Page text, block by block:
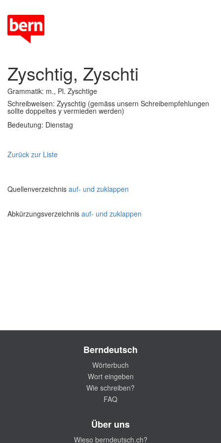
Zyschtig, Zyschti
Grammatik: m., Pl. Zyschtige
Schreibweisen: Zyyschtig (gemäss unsern Schreibempfehlungen
sollte doppeltes y vermieden werden)
Bedeutung: Dienstag
Zurück zur Liste
Quellenverzeichnis auf- und zuklappen
Abkürzungsverzeichnis auf- und zuklappen
Berndeutsch
Wörterbuch
Wort eingeben
Wie schreiben?
FAQ
Über uns
Wieso berndeutsch.ch?